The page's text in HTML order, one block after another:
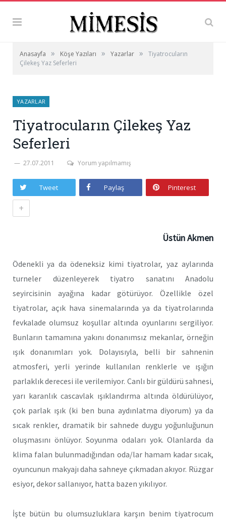
Anasayfa » Köşe Yazıları » Yazarlar »
Tiyatrocuların
Çilekeş Yaz Seferleri
YAZARLAR
Tiyatrocuların Çilekeş Yaz
Seferleri
27.07.2011 Yorum yapılmamış
Tweet Paylaş Pinterest
+
Üstün Akmen
Ödenekli ya da ödeneksiz kimi tiyatrolar, yaz aylarında
turneler düzenleyerek tiyatro sanatını Anadolu
seyircisinin ayağına kadar götürüyor. Özellikle özel
tiyatrolar, açık hava sinemalarında ya da tiyatrolarında
fevkalade olumsuz koşullar altında oyunlarını sergiliyor.
Bunların tamamına yakını donanımsız mekanlar, örneğin
ışık donanımları yok. Dolayısıyla, belli bir sahnenin
atmosferi, yerli yerinde kullanılan renklerle ve ışığın
parlaklık derecesi ile verilemiyor. Canlı bir güldürü sahnesi,
yarı karanlık cascavlak ışıklandırma altında öldürülüyor,
çok parlak ışık (ki ben buna aydınlatma diyorum) ya da
sıcak renkler, dramatik bir sahnede duygu yoğunluğunun
oluşmasını önlüyor. Soyunma odaları yok. Olanlarda da
klima falan bulunmadığından oda/lar hamam kadar sıcak,
oyuncunun makyajı daha sahneye çıkmadan akıyor. Rüzgar
esiyor, dekor sallanıyor, hatta bazen yıkılıyor.
İşte bütün bu olumsuzluklara karşın benim tiyatrocum